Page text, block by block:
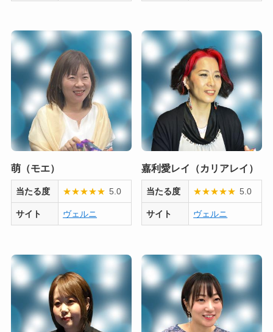
萌（モエ）
当たる度 ★★★★★ 5.0
サイト ヴェルニ
嘉利愛レイ（カリアレイ）
当たる度 ★★★★★ 5.0
サイト ヴェルニ